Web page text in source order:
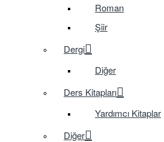
Roman
Şiir
Dergi
Diğer
Ders Kitapları
Yardımcı Kitaplar
Diğer